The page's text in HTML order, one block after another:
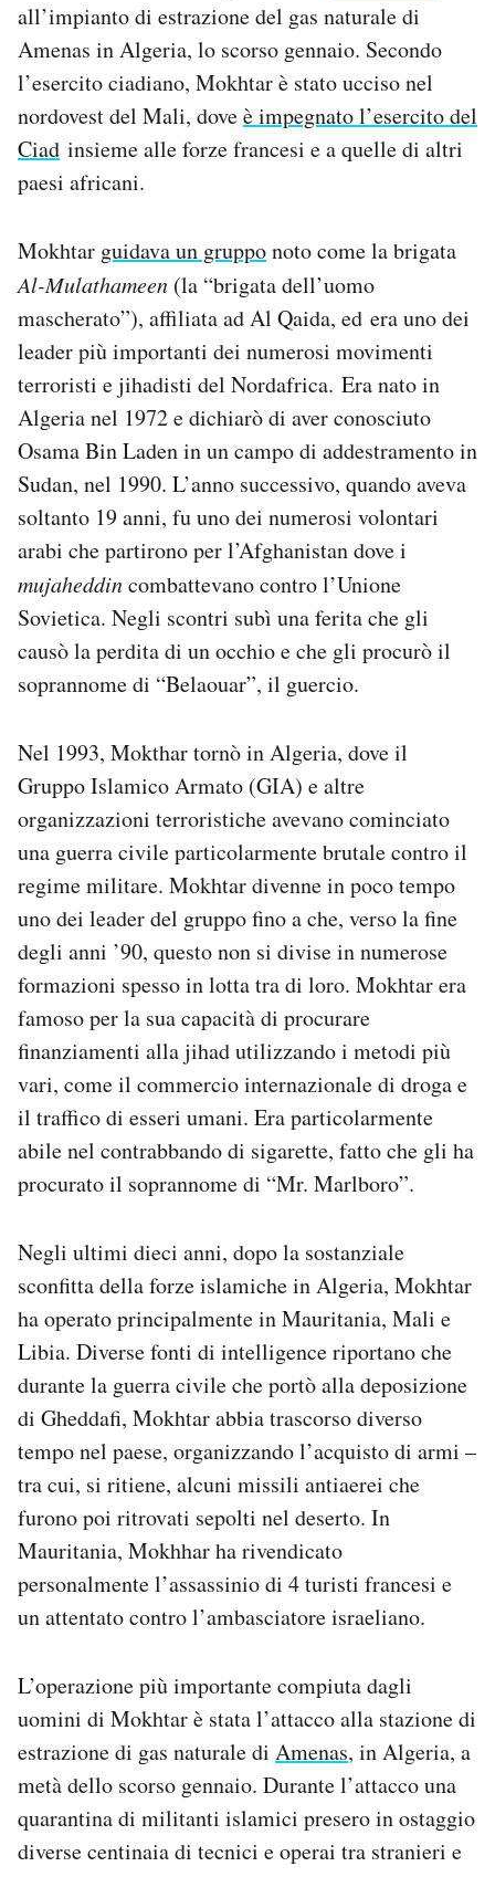
all’impianto di estrazione del gas naturale di
Amenas in Algeria, lo scorso gennaio. Secondo
l’esercito ciadiano, Mokhtar è stato ucciso nel
nordovest del Mali, doveè impegnato l’esercito del
Ciad insieme alle forze francesi e a quelle di altri
paesi africani.
Mokhtar guidava un grupponoto come la brigata
Al-Mulathameen (la “brigata dell’uomo
mascherato”), affiliata ad Al Qaida, ed era uno dei
leader più importanti dei numerosi movimenti
terroristi e jihadisti del Nordafrica. Era nato in
Algeria nel 1972 e dichiarò di aver conosciuto
Osama Bin Laden in un campo di addestramento in
Sudan, nel 1990. L’anno successivo, quando aveva
soltanto 19 anni, fu uno dei numerosi volontari
arabi che partirono per l’Afghanistan dove i
mujaheddincombattevano contro l’Unione
Sovietica. Negli scontri subì una ferita che gli
causò la perdita di un occhio e che gli procurò il
soprannome di “Belaouar”, il guercio.
Nel 1993, Mokthar tornò in Algeria, dove il
Gruppo Islamico Armato (GIA) e altre
organizzazioni terroristiche avevano cominciato
una guerra civile particolarmente brutale contro il
regime militare. Mokhtar divenne in poco tempo
uno dei leader del gruppo fino a che, verso la fine
degli anni ’90, questo non si divise in numerose
formazioni spesso in lotta tra di loro. Mokhtar era
famoso per la sua capacità di procurare
finanziamenti alla jihad utilizzando i metodi più
vari, come il commercio internazionale di droga e
il traffico di esseri umani. Era particolarmente
abile nel contrabbando di sigarette, fatto che gli ha
procurato il soprannome di “Mr. Marlboro”.
Negli ultimi dieci anni, dopo la sostanziale
sconfitta della forze islamiche in Algeria, Mokhtar
ha operato principalmente in Mauritania, Mali e
Libia. Diverse fonti di intelligence riportano che
durante la guerra civile che portò alla deposizione
di Gheddafi, Mokhtar abbia trascorso diverso
tempo nel paese, organizzando l’acquisto di armi –
tra cui, si ritiene, alcuni missili antiaerei che
furono poi ritrovati sepolti nel deserto. In
Mauritania, Mokhhar ha rivendicato
personalmente l’assassinio di 4 turisti francesi e
un attentato contro l’ambasciatore israeliano.
L’operazione più importante compiuta dagli
uomini di Mokhtar è stata l’attacco alla stazione di
estrazione di gas naturale di Amenas, in Algeria, a
metà dello scorso gennaio. Durante l’attacco una
quarantina di militanti islamici presero in ostaggio
diverse centinaia di tecnici e operai tra stranieri e